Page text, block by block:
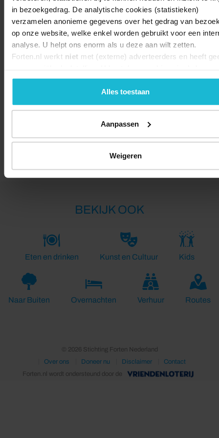
in bezoekgedrag. De analytische cookies (statistieken)
verzamelen anonieme gegevens over het gedrag van
op onze website, welke enkel worden gebruikt voor een
analyse. U helpt ons enorm als u deze aan wilt zetten.
Forten.nl werkt niet met (externe) adverteerders en heeft
accepteren, beheren of weigeren.
Alles toestaan
Aanpassen
Weigeren
Lengte:
BEKIJK OOK
Eten en drinken Kunst en Cultuur Kids
Naar Buiten Overnachten Verhuur Routes
© 2026 Stichting Forten Nederland
Over ons
Doneer nu Disclaimer
Contact
Forten.nl wordt ondersteund door de